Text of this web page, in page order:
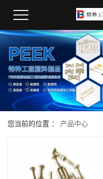
您当前的位置 ： 产品中心